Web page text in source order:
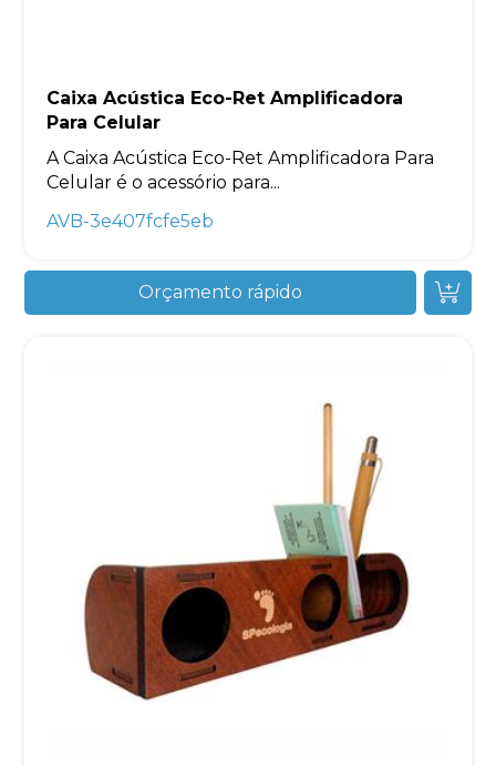
Caixa Acústica Eco-Ret Amplificadora
Para Celular
A Caixa Acústica Eco-Ret Amplificadora Para
Celular é o acessório para...
AVB-3e407fcfe5eb
Orçamento rápido